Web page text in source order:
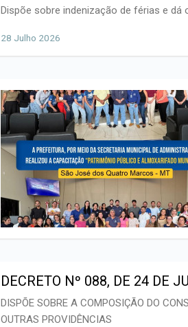
Dispõe sobre indenização de férias e dá
28 Julho 2026
DECRETO Nº 088, DE 24 DE
DISPÕE SOBRE A COMPOSIÇÃO DO
OUTRAS PROVIDÊNCIAS